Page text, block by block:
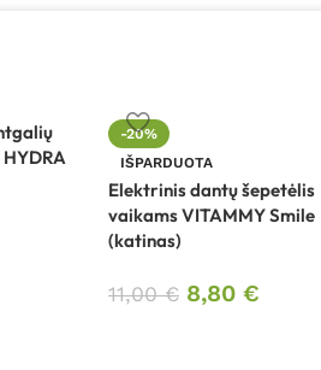
-20%
IŠPARDUOTA
Elektrinis dantų šepetėlis
vaikams VITAMMY Smile
(katinas)
11,00€ 8,80 €